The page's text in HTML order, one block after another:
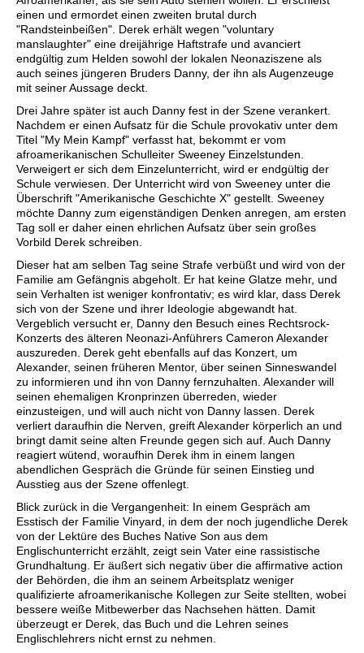
einen und ermordet einen zweiten brutal durch
"Randsteinbeißen". Derek erhält wegen "voluntary
manslaughter" eine dreijährige Haftstrafe und avanciert
endgültig zum Helden sowohl der lokalen Neonaziszene als
auch seines jüngeren Bruders Danny, der ihn als Augenzeuge
mit seiner Aussage deckt.
Drei Jahre später ist auch Danny fest in der Szene verankert.
Nachdem er einen Aufsatz für die Schule provokativ unter dem
Titel "My Mein Kampf" verfasst hat, bekommt er vom
afroamerikanischen Schulleiter Sweeney Einzelstunden.
Verweigert er sich dem Einzelunterricht, wird er endgültig der
Schule verwiesen. Der Unterricht wird von Sweeney unter die
Überschrift "Amerikanische Geschichte X" gestellt. Sweeney
möchte Danny zum eigenständigen Denken anregen, am ersten
Tag soll er daher einen ehrlichen Aufsatz über sein großes
Vorbild Derek schreiben.
Dieser hat am selben Tag seine Strafe verbüßt und wird von der
Familie am Gefängnis abgeholt. Er hat keine Glatze mehr, und
sein Verhalten ist weniger konfrontativ; es wird klar, dass Derek
sich von der Szene und ihrer Ideologie abgewandt hat.
Vergeblich versucht er, Danny den Besuch eines Rechtsrock-
Konzerts des älteren Neonazi-Anführers Cameron Alexander
auszureden. Derek geht ebenfalls auf das Konzert, um
Alexander, seinen früheren Mentor, über seinen Sinneswandel
zu informieren und ihn von Danny fernzuhalten. Alexander will
seinen ehemaligen Kronprinzen überreden, wieder
einzusteigen, und will auch nicht von Danny lassen. Derek
verliert daraufhin die Nerven, greift Alexander körperlich an und
bringt damit seine alten Freunde gegen sich auf. Auch Danny
reagiert wütend, woraufhin Derek ihm in einem langen
abendlichen Gespräch die Gründe für seinen Einstieg und
Ausstieg aus der Szene offenlegt.
Blick zurück in die Vergangenheit: In einem Gespräch am
Esstisch der Familie Vinyard, in dem der noch jugendliche Derek
von der Lektüre des Buches Native Son aus dem
Englischunterricht erzählt, zeigt sein Vater eine rassistische
Grundhaltung. Er äußert sich negativ über die affirmative action
der Behörden, die ihm an seinem Arbeitsplatz weniger
qualifizierte afroamerikanische Kollegen zur Seite stellten, wobei
bessere weiße Mitbewerber das Nachsehen hätten. Damit
überzeugt er Derek, das Buch und die Lehren seines
Englischlehrers nicht ernst zu nehmen.